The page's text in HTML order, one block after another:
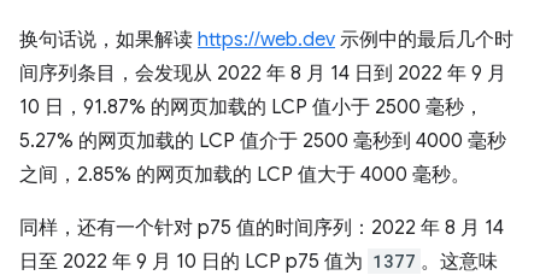
换句话说，如果解读 https://web.dev 示例中的最后几个时
间序列条目，会发现从 2022 年 8 月 14 日到 2022 年 9 月
10 日，91.87% 的网页加载的 LCP 值小于 2500 毫秒，
5.27% 的网页加载的 LCP 值介于 2500 毫秒到 4000 毫秒
之间，2.85% 的网页加载的 LCP 值大于 4000 毫秒。
同样，还有一个针对 p75 值的时间序列：2022 年 8 月 14
日至 2022 年 9 月 10 日的 LCP p75 值为 1377 。这意味